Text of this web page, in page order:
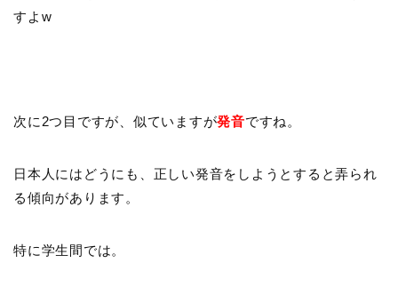
すよw
次に2つ目ですが、似ていますが発音ですね。
日本人にはどうにも、正しい発音をしようとすると弄られ
る傾向があります。
特に学生間では。